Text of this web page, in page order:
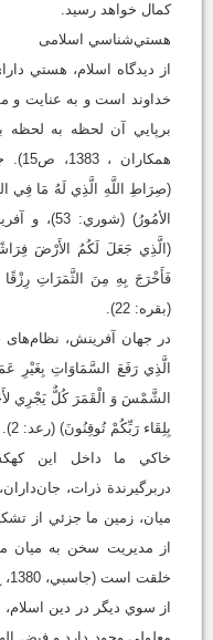
کمال خواهد رسید.
هستي‌شناسي اسلامی
از ديدگاه اسلام، هستي
خداوند است و به عنايت و
برپايي آن لحظه به لحظه
(صِرَاطِ اللَّهِ الَّذِي لَهُ مَا فِي
الأمُورُ)
(الَّذِي جَعَلَ لَكُمُ الأَرْضَ
فَأَخْرَجَ بِهِ مِنَ الثَّمَرَاتِ رِزْقًا
(بقره: 22).
در جهان آفرينش،
الَّذِي رَفَعَ السَّمَاوَاتِ بِغَيْرِ
الشَّمْسَ وَ الْقَمَرَ كُلٌّ يَجْرِي
خاکي ما داخل اين
دربر‌گيرندة ذرات،
ميان، زمين ما جزئي از
از مديريت سخن به ميان
خلقت است (جاسبي، 1380، ج2، ص8).
از سوي ديگر در دين